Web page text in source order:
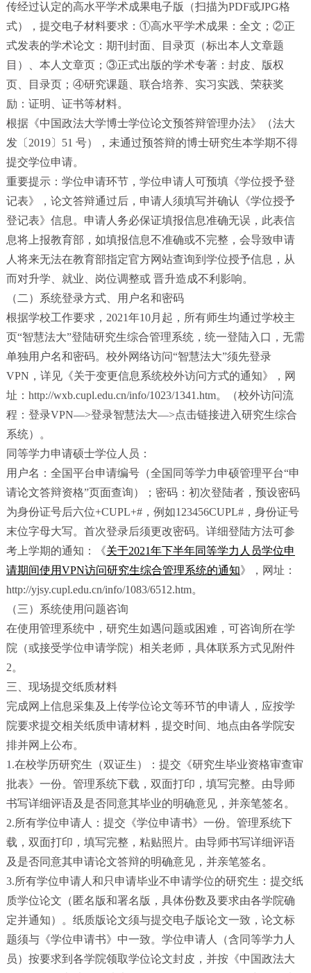
传经过认定的高水平学术成果电子版（扫描为PDF或JPG格
式），提交电子材料要求：①高水平学术成果：全文；②正
式发表的学术论文：期刊封面、目录页（标出本人文章题
目）、本人文章页；③正式出版的学术专著：封皮、版权
页、目录页；④研究课题、联合培养、实习实践、荣获奖
励：证明、证书等材料。
根据《中国政法大学博士学位论文预答辩管理办法》（法大
发〔2019〕51 号），未通过预答辩的博士研究生本学期不得
提交学位申请。
重要提示：学位申请环节，学位申请人可预填《学位授予登
记表》，论文答辩通过后，申请人须填写并确认《学位授予
登记表》信息。申请人务必保证填报信息准确无误，此表信
息将上报教育部，如填报信息不准确或不完整，会导致申请
人将来无法在教育部指定官方网站查询到学位授予信息，从
而对升学、就业、岗位调整或 晋升造成不利影响。
（二）系统登录方式、用户名和密码
根据学校工作要求，2021年10月起，所有师生均通过学校主
页“智慧法大”登陆研究生综合管理系统，统一登陆入口，无需
单独用户名和密码。校外网络访问“智慧法大”须先登录
VPN，详见《关于变更信息系统校外访问方式的通知》，网
址：http://wxb.cupl.edu.cn/info/1023/1341.htm。（校外访问流
程：登录VPN—>登录智慧法大—>点击链接进入研究生综合
系统）。
同等学力申请硕士学位人员：
用户名：全国平台申请编号（全国同等学力申硕管理平台“申
请论文答辩资格”页面查询）；密码：初次登陆者，预设密码
为身份证号后六位+CUPL+#，例如123456CUPL#，身份证号
末位字母大写。首次登录后须更改密码。详细登陆方法可参
考上学期的通知：《关于2021年下半年同等学力人员学位申
请期间使用VPN访问研究生综合管理系统的通知》，网址：
http://yjsy.cupl.edu.cn/info/1083/6512.htm。
（三）系统使用问题咨询
在使用管理系统中，研究生如遇问题或困难，可咨询所在学
院（或接受学位申请学院）相关老师，具体联系方式见附件
2。
三、现场提交纸质材料
完成网上信息采集及上传学位论文等环节的申请人，应按学
院要求提交相关纸质申请材料，提交时间、地点由各学院安
排并网上公布。
1.在校学历研究生（双证生）：提交《研究生毕业资格审查审
批表》一份。管理系统下载，双面打印，填写完整。由导师
书写详细评语及是否同意其毕业的明确意见，并亲笔签名。
2.所有学位申请人：提交《学位申请书》一份。管理系统下
载，双面打印，填写完整，粘贴照片。由导师书写详细评语
及是否同意其申请论文答辩的明确意见，并亲笔签名。
3.所有学位申请人和只申请毕业不申请学位的研究生：提交纸
质学位论文（匿名版和署名版，具体份数及要求由各学院确
定并通知）。纸质版论文须与提交电子版论文一致，论文标
题须与《学位申请书》中一致。学位申请人（含同等学力人
员）按要求到各学院领取学位论文封皮，并按《中国政法大